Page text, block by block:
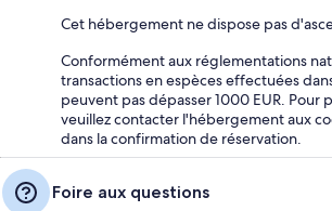
Cet hébergement ne dispose pas
Conformément aux réglementations
transactions en espèces effectuées
peuvent pas dépasser 1000 EUR. Pour
veuillez contacter l'hébergement aux
dans la confirmation de réservation.
Foire aux questions